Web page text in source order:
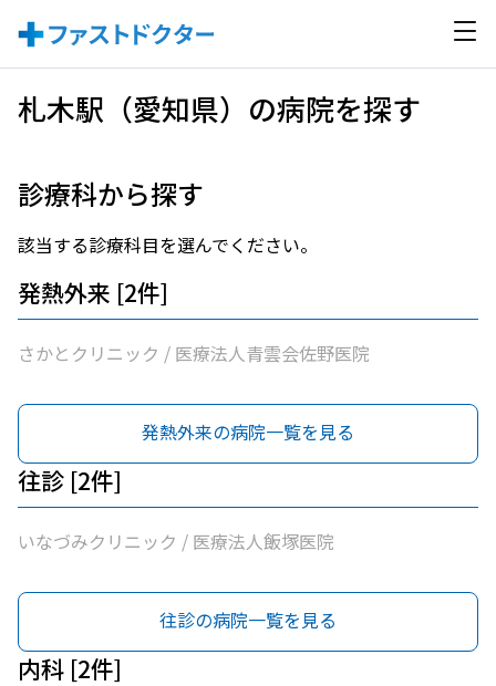
札木駅（愛知県）の病院を探す
診療科から探す
該当する診療科目を選んでください。
発熱外来 [2件]
さかとクリニック / 医療法人青雲会佐野医院
発熱外来の病院一覧を見る
往診 [2件]
いなづみクリニック / 医療法人飯塚医院
往診の病院一覧を見る
内科 [2件]